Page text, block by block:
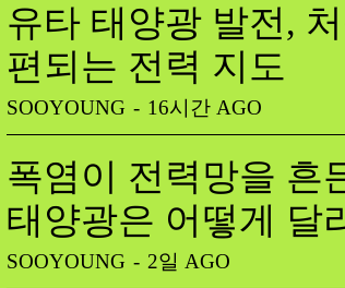
유타 태양광 발전,
편되는 전력 지도
SOOYOUNG - 16시간 AGO
폭염이 전력망을 흔
태양광은 어떻게 달
SOOYOUNG - 2일 AGO